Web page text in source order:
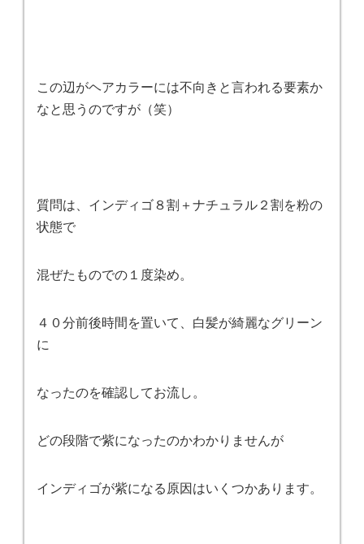
この辺がヘアカラーには不向きと言われる要素か
なと思うのですが（笑）
質問は、インディゴ８割＋ナチュラル２割を粉の
状態で
混ぜたものでの１度染め。
４０分前後時間を置いて、白髪が綺麗なグリーン
に
なったのを確認してお流し。
どの段階で紫になったのかわかりませんが
インディゴが紫になる原因はいくつかあります。